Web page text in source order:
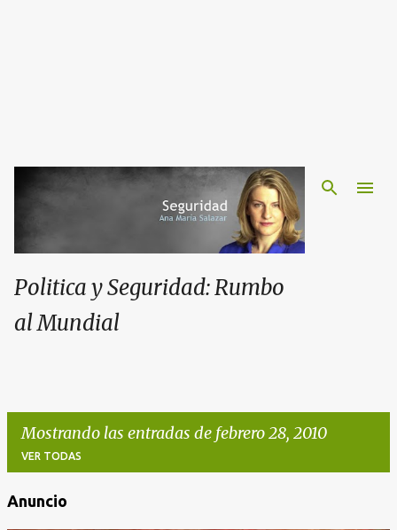
Politica y Seguridad: Rumbo
al Mundial
Mostrando las entradas de febrero 28, 2010
VER TODAS
Anuncio